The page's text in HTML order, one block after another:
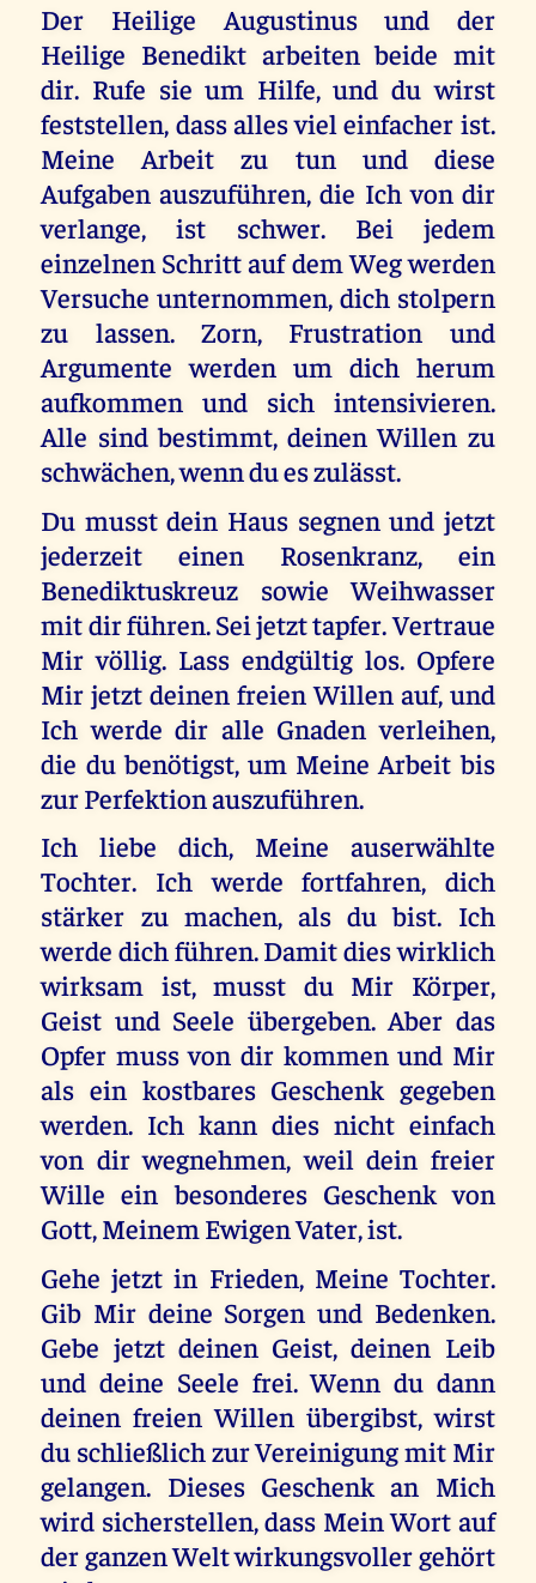
Der Heilige Augustinus und der
Heilige Benedikt arbeiten beide mit
dir. Rufe sie um Hilfe, und du wirst
feststellen, dass alles viel einfacher ist.
Meine Arbeit zu tun und diese
Aufgaben auszuführen, die Ich von dir
verlange, ist schwer. Bei jedem
einzelnen Schritt auf dem Weg werden
Versuche unternommen, dich stolpern
zu lassen. Zorn, Frustration und
Argumente werden um dich herum
aufkommen und sich intensivieren.
Alle sind bestimmt, deinen Willen zu
schwächen, wenn du es zulässt.
Du musst dein Haus segnen und jetzt
jederzeit einen Rosenkranz, ein
Benediktuskreuz sowie Weihwasser
mit dir führen. Sei jetzt tapfer. Vertraue
Mir völlig. Lass endgültig los. Opfere
Mir jetzt deinen freien Willen auf, und
Ich werde dir alle Gnaden verleihen,
die du benötigst, um Meine Arbeit bis
zur Perfektion auszuführen.
Ich liebe dich, Meine auserwählte
Tochter. Ich werde fortfahren, dich
stärker zu machen, als du bist. Ich
werde dich führen. Damit dies wirklich
wirksam ist, musst du Mir Körper,
Geist und Seele übergeben. Aber das
Opfer muss von dir kommen und Mir
als ein kostbares Geschenk gegeben
werden. Ich kann dies nicht einfach
von dir wegnehmen, weil dein freier
Wille ein besonderes Geschenk von
Gott, Meinem Ewigen Vater, ist.
Gehe jetzt in Frieden, Meine Tochter.
Gib Mir deine Sorgen und Bedenken.
Gebe jetzt deinen Geist, deinen Leib
und deine Seele frei. Wenn du dann
deinen freien Willen übergibst, wirst
du schließlich zur Vereinigung mit Mir
gelangen. Dieses Geschenk an Mich
wird sicherstellen, dass Mein Wort auf
der ganzen Welt wirkungsvoller gehört